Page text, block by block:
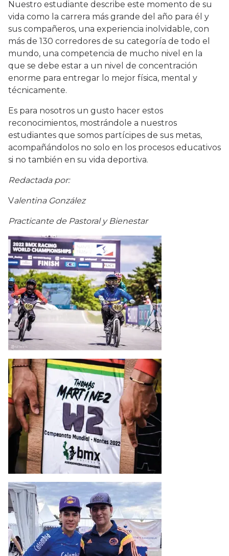
Nuestro estudiante describe este momento de su
vida como la carrera más grande del año para él y
sus compañeros, una experiencia inolvidable, con
más de 130 corredores de su categoría de todo el
mundo, una competencia de mucho nivel en la
que se debe estar a un nivel de concentración
enorme para entregar lo mejor física, mental y
técnicamente.
Es para nosotros un gusto hacer estos
reconocimientos, mostrándole a nuestros
estudiantes que somos partícipes de sus metas,
acompañándolos no solo en los procesos educativos
si no también en su vida deportiva.
Redactada por:
Valentina González
Practicante de Pastoral y Bienestar